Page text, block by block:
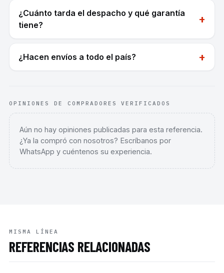
¿Cuánto tarda el despacho y qué garantía
tiene?
+
¿Hacen envíos a todo el país? +
OPINIONES DE COMPRADORES VERIFICADOS
Aún no hay opiniones publicadas para esta referencia.
¿Ya la compró con nosotros? Escríbanos por
WhatsApp y cuéntenos su experiencia.
MISMA LÍNEA
REFERENCIAS RELACIONADAS